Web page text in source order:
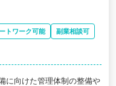
トワーク可能
副業相談可
に向けた管理体制の整備や